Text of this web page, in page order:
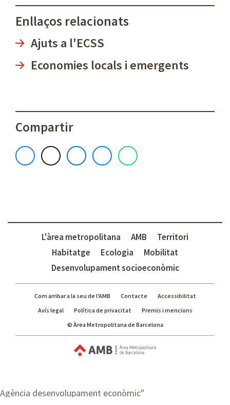
Enllaços relacionats
Ajuts a l'ECSS
Economies locals i emergents
Compartir
L'àrea metropolitana AMB
Territori
Habitatge
Ecologia
Mobilitat
Desenvolupament socioeconòmic
Com arribar a la seu de l'AMB Contacte
Accessibilitat
Avís legal
Política de privacitat
Premis i mencions
© Àrea Metropolitana de Barcelona
Agència desenvolupament econòmic"